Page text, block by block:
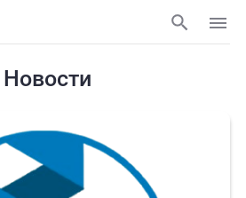
Новости